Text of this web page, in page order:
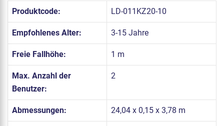
Produktcode: LD-011KZ20-10
Empfohlenes Alter: 3-15 Jahre
Freie Fallhöhe: 1 m
Max. Anzahl der
Benutzer:
2
Abmessungen: 24,04 x 0,15 x 3,78 m